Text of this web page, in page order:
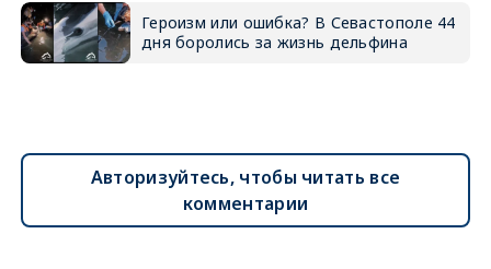
Героизм или ошибка? В Севастополе 44
дня боролись за жизнь дельфина
Авторизуйтесь, чтобы читать все
комментарии